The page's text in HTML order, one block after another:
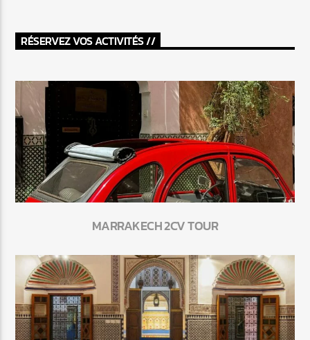
RÉSERVEZ VOS ACTIVITÉS //
MARRAKECH 2CV TOUR